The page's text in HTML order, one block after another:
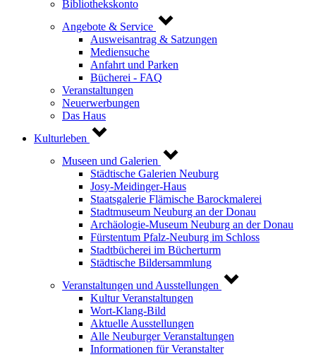
Bibliothekskonto
Angebote & Service
Ausweisantrag & Satzungen
Mediensuche
Anfahrt und Parken
Bücherei - FAQ
Veranstaltungen
Neuerwerbungen
Das Haus
Kulturleben
Museen und Galerien
Städtische Galerien Neuburg
Josy-Meidinger-Haus
Staatsgalerie Flämische Barockmalerei
Stadtmuseum Neuburg an der Donau
Archäologie-Museum Neuburg an der Donau
Fürstentum Pfalz-Neuburg im Schloss
Stadtbücherei im Bücherturm
Städtische Bildersammlung
Veranstaltungen und Ausstellungen
Kultur Veranstaltungen
Wort-Klang-Bild
Aktuelle Ausstellungen
Alle Neuburger Veranstaltungen
Informationen für Veranstalter